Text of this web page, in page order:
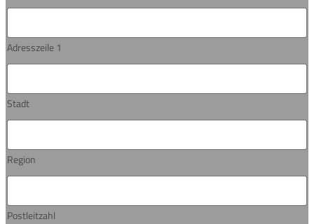
Adresszeile 1
Stadt
Region
Postleitzahl